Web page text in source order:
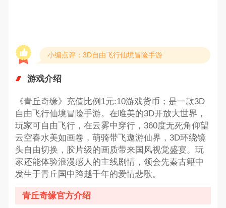
小编点评：3D自由飞行仙境冒险手游
游戏介绍
《青丘奇缘》充值比例1元:10游戏货币；是一款3D
自由飞行仙境冒险手游。在唯美的3D开放大世界，
玩家可自由飞行，在云雾中穿行，360度无死角仰望
云空春水美如画卷，萌骑带飞遨游仙界，3D环绕镜
头自由切换，胶片级的画质带来国风视觉盛宴。玩
家还能体验浪漫感人的主线剧情，领会先秦古籍中
发生于青丘国中跨越千年的爱情悲歌。
青丘奇缘官方介绍